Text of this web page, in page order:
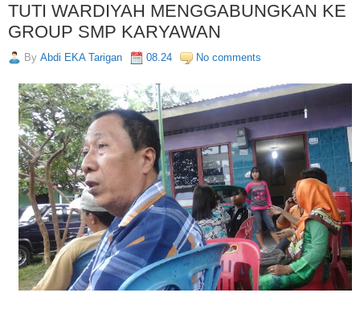
TUTI WARDIYAH MENGGABUNGKAN KE
GROUP SMP KARYAWAN
By Abdi EKA Tarigan 08.24 No comments